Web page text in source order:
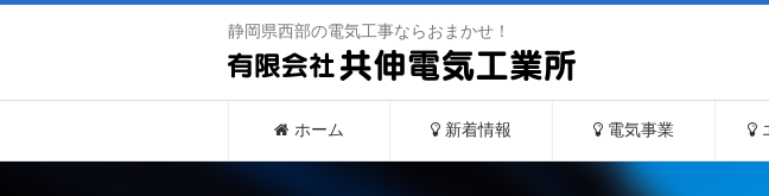
静岡県西部の電気工事ならおまかせ！
ホーム 新着情報 電気事業